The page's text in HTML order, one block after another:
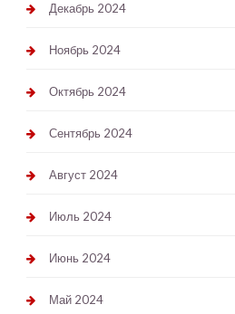
Декабрь 2024
Ноябрь 2024
Октябрь 2024
Сентябрь 2024
Август 2024
Июль 2024
Июнь 2024
Май 2024